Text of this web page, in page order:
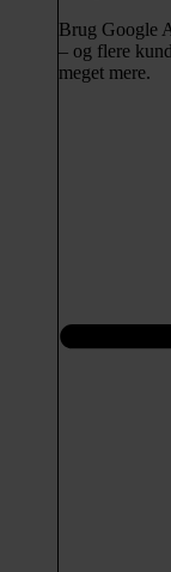
Brug Google
– og flere
meget mere.